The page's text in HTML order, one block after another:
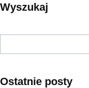
Wyszukaj
Ostatnie posty